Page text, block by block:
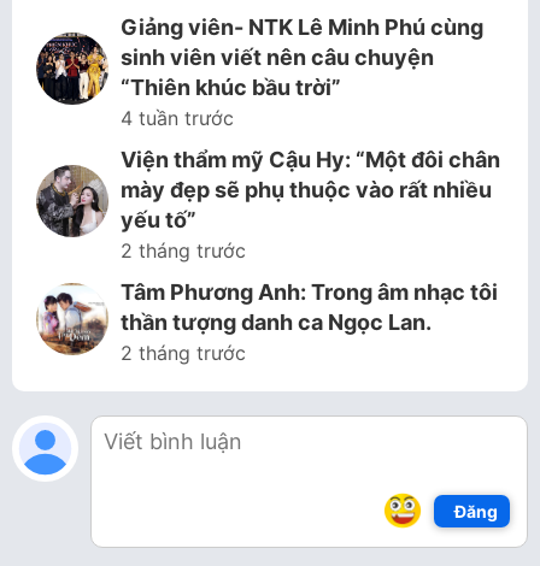
Giảng viên- NTK Lê Minh Phú cùng
sinh viên viết nên câu chuyện
“Thiên khúc bầu trời”
4 tuần trước
Viện thẩm mỹ Cậu Hy: “Một đôi chân
mày đẹp sẽ phụ thuộc vào rất nhiều
yếu tố”
2 tháng trước
Tâm Phương Anh: Trong âm nhạc tôi
thần tượng danh ca Ngọc Lan.
2 tháng trước
Đăng